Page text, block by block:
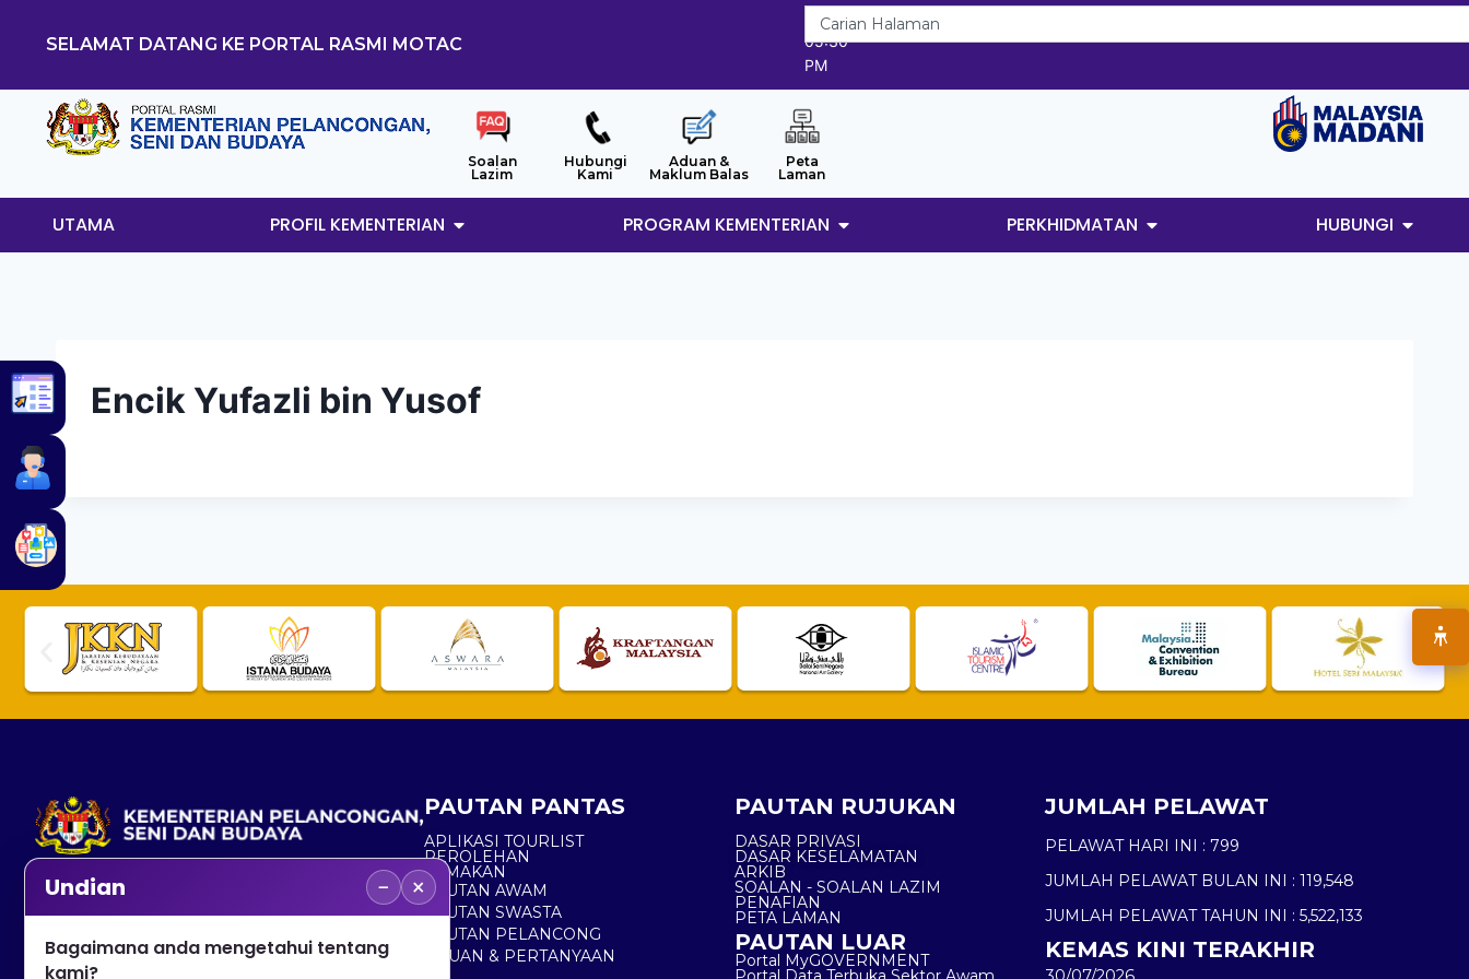
SELAMAT DATANG KE PORTAL RASMI MOTAC
7/8/2026
05:30
PM
Soalan
Lazim
Hubungi
Kami
Aduan &
Maklum Balas
Peta
Laman
UTAMA PROFIL KEMENTERIAN PROGRAM KEMENTERIAN PERKHIDMATAN HUBUNGI
Encik Yufazli bin Yusof
No. 2, Menara 1, Jalan P5/6, Presint 5,
+603 8000 8000
PAUTAN PANTAS
APLIKASI TOURLIST
PEROLEHAN
SEMAKAN
PAUTAN AWAM
PAUTAN SWASTA
PAUTAN PELANCONG
ADUAN & PERTANYAAN
PAUTAN RUJUKAN
DASAR PRIVASI
DASAR KESELAMATAN
ARKIB
SOALAN - SOALAN LAZIM
PENAFIAN
PETA LAMAN
PAUTAN LUAR
Portal MyGOVERNMENT
JUMLAH PELAWAT
PELAWAT HARI INI : 799
JUMLAH PELAWAT BULAN INI : 119,548
JUMLAH PELAWAT TAHUN INI : 5,522,133
KEMAS KINI TERAKHIR
Undian − ×
Bagaimana anda mengetahui tentang
kami?